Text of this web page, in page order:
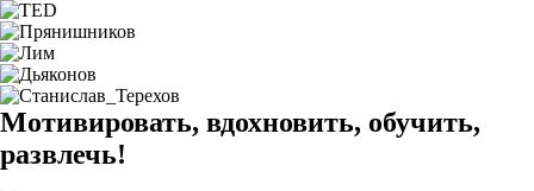
Мотивировать, вдохновить, обучить,
развлечь!